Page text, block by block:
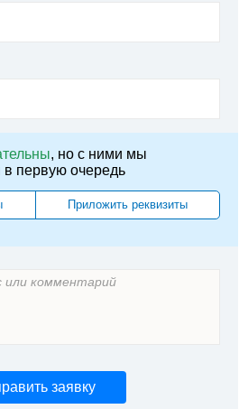
, но с ними мы
первую очередь
Приложить реквизиты
заявку